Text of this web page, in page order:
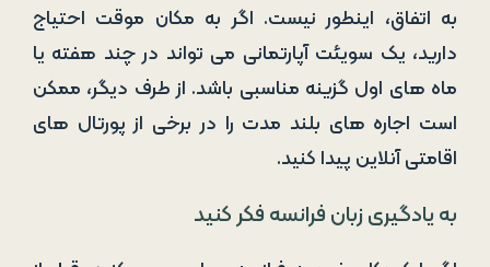
به اتفاق، اینطور نیست. اگر به مکان موقت احتیاج
دارید، یک سویئت آپارتمانی می تواند در چند هفته یا
ماه های اول گزینه مناسبی باشد. از طرف دیگر، ممکن
است اجاره های بلند مدت را در برخی از پورتال های
اقامتی آنلاین پیدا کنید.
به یادگیری زبان فرانسه فکر کنید